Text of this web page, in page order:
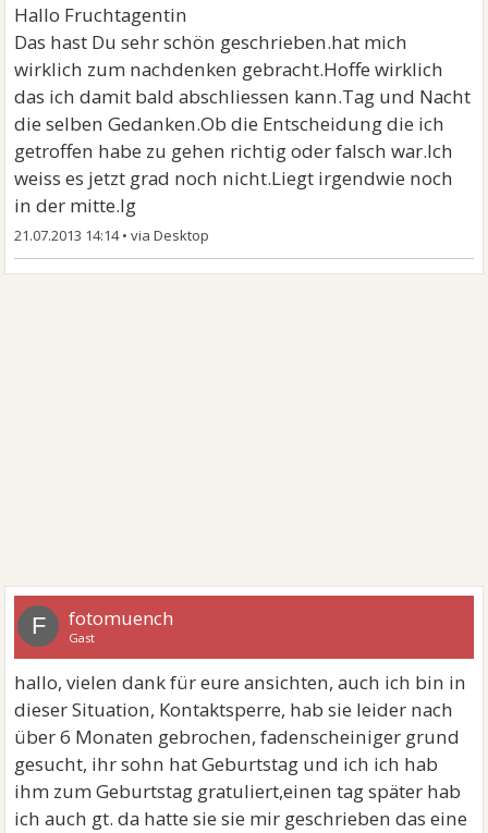
Hallo Fruchtagentin
Das hast Du sehr schön geschrieben.hat mich
wirklich zum nachdenken gebracht.Hoffe wirklich
das ich damit bald abschliessen kann.Tag und Nacht
die selben Gedanken.Ob die Entscheidung die ich
getroffen habe zu gehen richtig oder falsch war.Ich
weiss es jetzt grad noch nicht.Liegt irgendwie noch
in der mitte.lg
21.07.2013 14:14•
F fotomuench
Gast
hallo, vielen dank für eure ansichten, auch ich bin in
dieser Situation, Kontaktsperre, hab sie leider nach
über 6 Monaten gebrochen, fadenscheiniger grund
gesucht, ihr sohn hat Geburtstag und ich ich hab
ihm zum Geburtstag gratuliert,einen tag später hab
ich auch gt. da hatte sie sie mir geschrieben das eine